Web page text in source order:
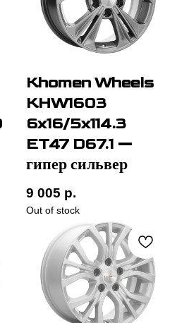
Khomen Wheels
KHW1603
6x16/5x114.3
ET47 D67.1 —
гипер сильвер
9 005 р.
Out of stock